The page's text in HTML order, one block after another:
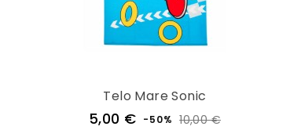
Telo Mare Sonic
5,00 € Prezzo
-50% 10,00 €Prezzo